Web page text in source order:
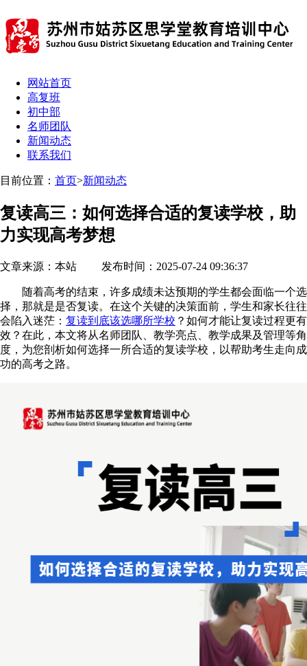
网站首页
高复班
初中部
名师团队
新闻动态
联系我们
目前位置： 首页>新闻动态
复读高三：如何选择合适的复读学校，助
力实现高考梦想
文章来源：本站 发布时间：2025-07-24 09:36:37
随着高考的结束，许多成绩未达预期的学生都会面临一个选
择，那就是是否复读。在这个关键的决策面前，学生和家长往往
会陷入迷茫： 复读到底该选哪所学校 ？如何才能让复读过程更有
效？在此，本文将从名师团队、教学亮点、教学成果及管理等角
度，为您剖析如何选择一所合适的复读学校，以帮助考生走向成
功的高考之路。